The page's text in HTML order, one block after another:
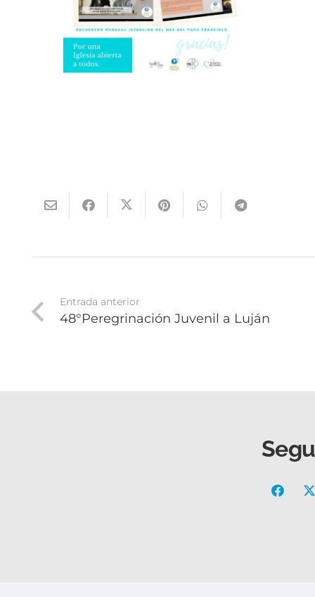
Entrada anterior
48°Peregrinación Juvenil a Luján